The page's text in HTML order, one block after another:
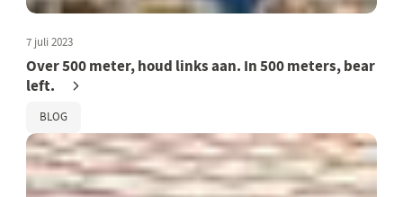
7 juli 2023
Over 500 meter, houd links aan. In 500 meters, bear
left.
BLOG